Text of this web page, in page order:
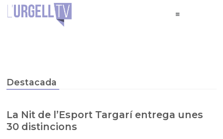
Destacada
La Nit de l’Esport Targarí entrega unes
30 distincions